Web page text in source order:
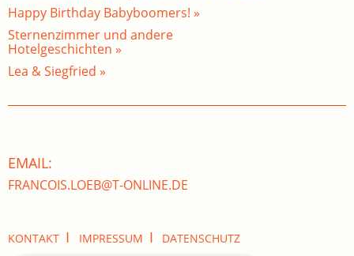
Happy Birthday Babyboomers! »
Sternenzimmer und andere
Hotelgeschichten »
Lea & Siegfried »
EMAIL:
FRANCOIS.LOEB@T-ONLINE.DE
KONTAKT I IMPRESSUM I DATENSCHUTZ